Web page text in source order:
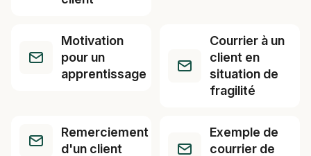
Motivation
pour un
apprentissage
Courrier à un
client en
situation de
fragilité
Remerciement
d'un client
Exemple de
courrier de